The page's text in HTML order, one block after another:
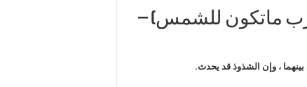
ماتكون للشمس) –
، وإن الشذوذ قد يحدث.